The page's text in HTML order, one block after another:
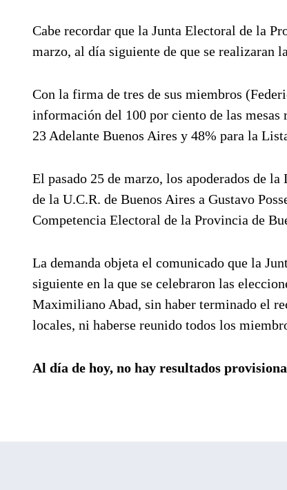
Cabe recordar que la Junta Electoral de la
marzo, al día siguiente de que se realizaran
Con la firma de tres de sus miembros
información del 100 por ciento de las
23 Adelante Buenos Aires y 48% para la
El pasado 25 de marzo, los apoderados de
de la U.C.R. de Buenos Aires a Gustavo
Competencia Electoral de la Provincia de
La demanda objeta el comunicado que la
siguiente en la que se celebraron las
Maximiliano Abad, sin haber terminado el
locales, ni haberse reunido todos los
Al día de hoy, no hay resultados